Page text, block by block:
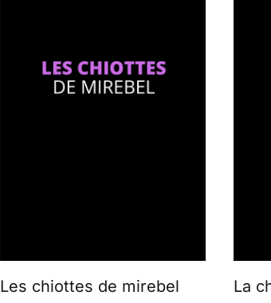
Les chiottes de mirebel La